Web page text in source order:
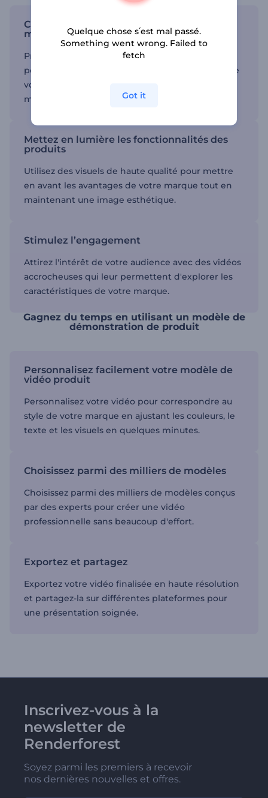
Créez des démos de produits en quelques
minutes
Prenez de l'avance et personnalisez nos modèles
pour correspondre à votre vision et à l'identité de
votre marque, sans besoin d'expérience en
montage.
Mettez en lumière les fonctionnalités des
produits
Utilisez des visuels de haute qualité pour mettre
en avant les avantages de votre marque tout en
maintenant une image esthétique.
Stimulez l’engagement
Attirez l'intérêt de votre audience avec des vidéos
accrocheuses qui leur permettent d'explorer les
caractéristiques de votre marque.
Gagnez du temps en utilisant un modèle de
démonstration de produit
Personnalisez facilement votre modèle de
vidéo produit
Personnalisez votre vidéo pour correspondre au
style de votre marque en ajustant les couleurs, le
texte et les visuels en quelques minutes.
Choisissez parmi des milliers de modèles
Choisissez parmi des milliers de modèles conçus
par des experts pour créer une vidéo
professionnelle sans beaucoup d'effort.
Exportez et partagez
Exportez votre vidéo finalisée en haute résolution
et partagez-la sur différentes plateformes pour
une présentation soignée.
Inscrivez-vous à la
newsletter de
Renderforest
Soyez parmi les premiers à recevoir
nos dernières nouvelles et offres.
Quelque chose s՛est mal passé.
Something went wrong. Failed to
fetch
Got it